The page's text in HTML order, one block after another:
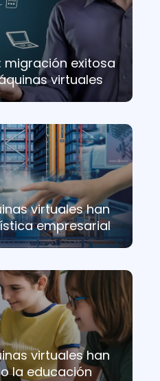
migración exitosa
virtuales
virtuales han
empresarial
virtuales han
la educación